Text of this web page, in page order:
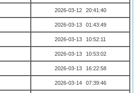
2026-03-12 20:41:40
2026-03-13 01:43:49
2026-03-13 10:52:11
2026-03-13 10:53:02
2026-03-13 16:22:58
2026-03-14 07:39:46